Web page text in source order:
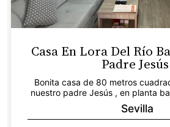
Casa En Lora Del Río
Padre
Bonita casa de 80 metros
nuestro padre Jesús , en planta baja se encuentra un
a...
Sevilla